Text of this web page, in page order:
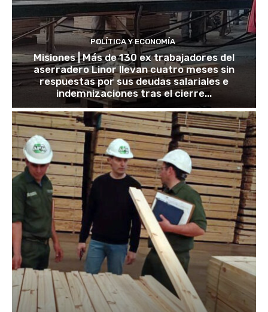
POLÍTICA Y ECONOMÍA
Misiones | Más de 130 ex trabajadores del
aserradero Linor llevan cuatro meses sin
respuestas por sus deudas salariales e
indemnizaciones tras el cierre...